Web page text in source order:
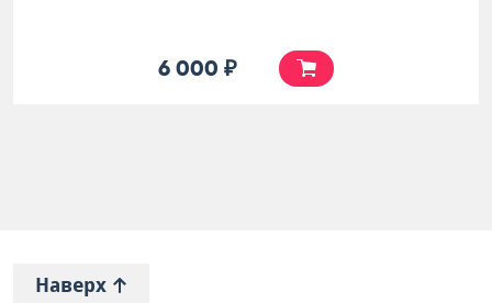
6 000 ₽
Наверх